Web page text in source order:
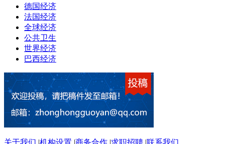
德国经济
法国经济
全球经济
公共卫生
世界经济
巴西经济
关于我们 |机构设置 |商务合作 |求职招聘 |联系我们